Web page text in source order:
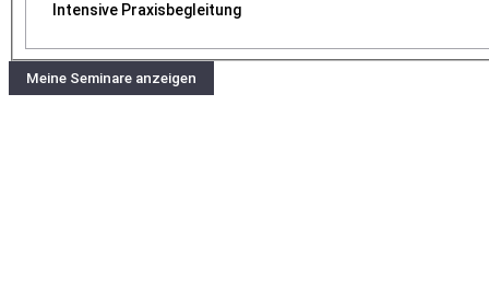
Intensive Praxisbegleitung
Meine Seminare anzeigen